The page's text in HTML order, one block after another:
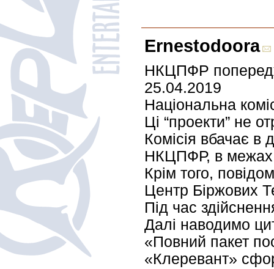
Ernestodoora
НКЦПФР
25.04.2019
Національна
Ці “проекти” не
Комісія вбачає в
НКЦПФР, в межах
Крім того,
Центр Біржових
Під час
Далі наводимо
«Повний пакет
«Клеревант»